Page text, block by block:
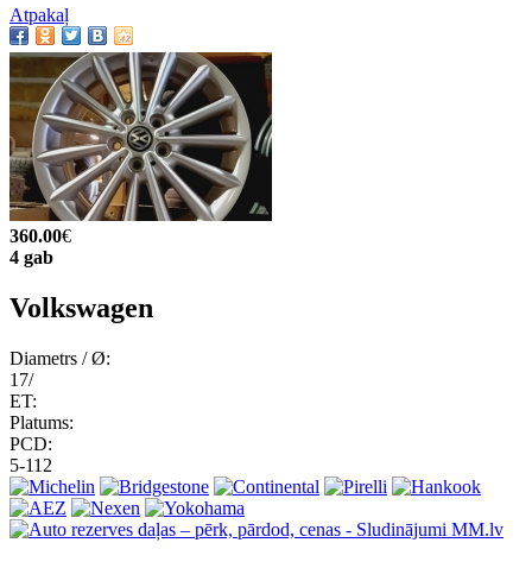
Atpakaļ
360.00€
4 gab
Volkswagen
Diametrs / Ø:
17/
ET:
Platums:
PCD:
5-112